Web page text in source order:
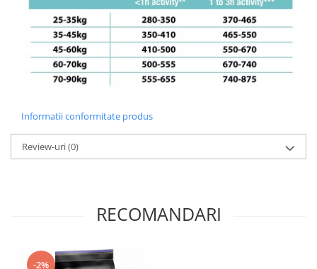
Informatii conformitate produs
Review-uri(0)
RECOMANDARI
-2%